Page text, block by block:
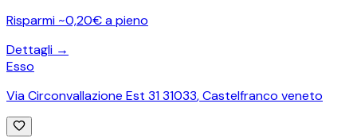
Risparmi ~0,20€ a pieno
Dettagli →
Esso
Via Circonvallazione Est 31 31033,Castelfranco veneto